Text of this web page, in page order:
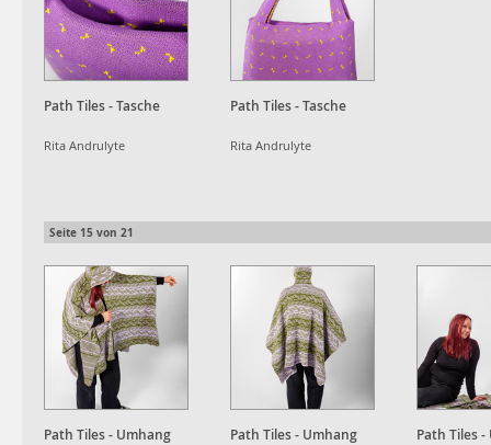
Path Tiles - Tasche
Rita Andrulyte
Path Tiles - Tasche
Rita Andrulyte
Seite 15 von 21
Path Tiles - Umhang Path Tiles - Umhang Path Tiles